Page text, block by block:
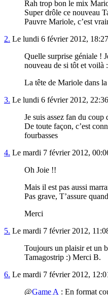
Rah trop bon le mix
Super drôle ce nouveau
Pauvre Mariole, c’est
2. Le lundi 6 février 2012,
Quelle surprise géniale !
nouveau de si tôt et voilà
La tête de Mariole dans
3. Le lundi 6 février 2012,
Je suis assez fan du coup
De toute façon, c’est
fourbasses
4. Le mardi 7 février 2012,
Oh Joie !!
Mais il est pas aussi
Pas grave, T’assure
Merci
5. Le mardi 7 février 2012,
Toujours un plaisir et un
Tamagostrip :) Merci B.
6. Le mardi 7 février 2012,
@Game A : En format